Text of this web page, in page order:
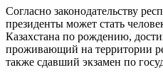
Согласно законодательству
президенты может стать
Казахстана по рождению,
проживающий на территории
также сдавший экзамен по